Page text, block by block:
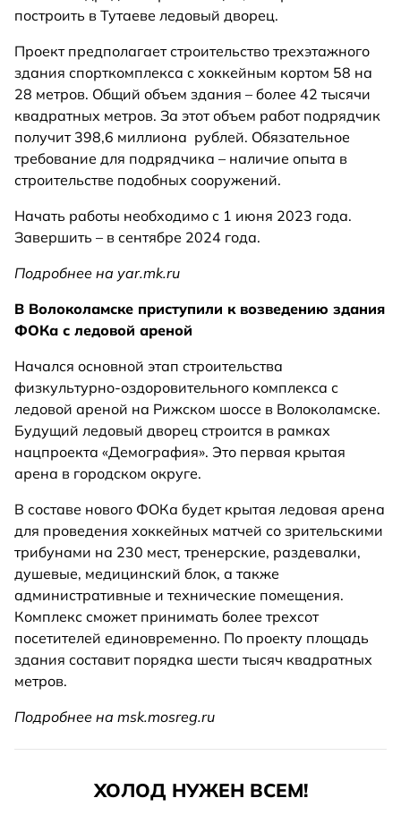
построить в Тутаеве ледовый дворец.
Проект предполагает строительство трехэтажного
здания спорткомплекса с хоккейным кортом 58 на
28 метров. Общий объем здания – более 42 тысячи
квадратных метров. За этот объем работ подрядчик
получит 398,6 миллиона рублей. Обязательное
требование для подрядчика – наличие опыта в
строительстве подобных сооружений.
Начать работы необходимо с 1 июня 2023 года.
Завершить – в сентябре 2024 года.
Подробнее на yar.mk.ru
В Волоколамске приступили к возведению здания
ФОКа с ледовой ареной
Начался основной этап строительства
физкультурно-оздоровительного комплекса с
ледовой ареной на Рижском шоссе в Волоколамске.
Будущий ледовый дворец строится в рамках
нацпроекта «Демография». Это первая крытая
арена в городском округе.
В составе нового ФОКа будет крытая ледовая арена
для проведения хоккейных матчей со зрительскими
трибунами на 230 мест, тренерские, раздевалки,
душевые, медицинский блок, а также
административные и технические помещения.
Комплекс сможет принимать более трехсот
посетителей единовременно. По проекту площадь
здания составит порядка шести тысяч квадратных
метров.
Подробнее на msk.mosreg.ru
ХОЛОД НУЖЕН ВСЕМ!